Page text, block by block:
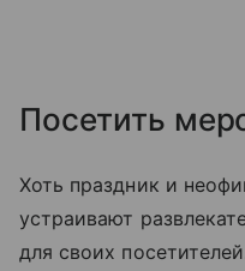
Посетить
Хоть праздник и
устраивают
для своих